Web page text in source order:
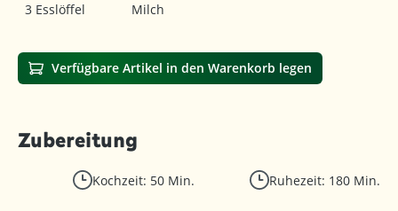
3 Esslöffel
Milch
Verfügbare Artikel in den Warenkorb legen
Zubereitung
Kochzeit: 50 Min. Ruhezeit: 180 Min.